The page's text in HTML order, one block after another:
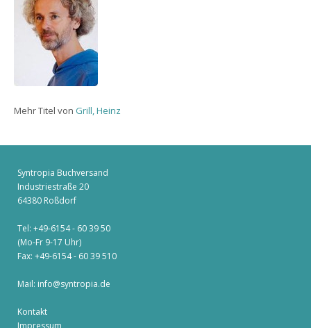
Mehr Titel von Grill, Heinz
Syntropia Buchversand
Industriestraße 20
64380 Roßdorf
Tel: +49-6154 - 60 39 50
(Mo-Fr 9-17 Uhr)
Fax: +49-6154 - 60 39 510
Mail: info@syntropia.de
Kontakt
Impressum